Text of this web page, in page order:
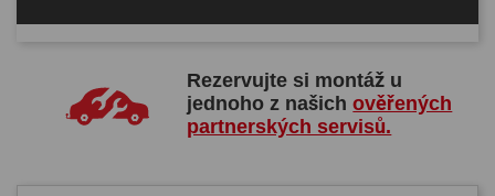
Rezervujte si montáž u
jednoho z našichověřených
partnerských servisů.